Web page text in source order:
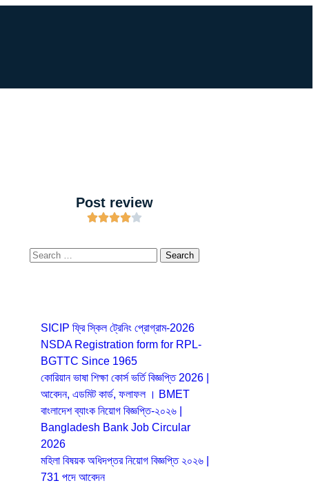
Post review
SICIP ফ্রি স্কিল ট্রেনিং প্রোগ্রাম-2026
NSDA Registration form for RPL-
BGTTC Since 1965
কোরিয়ান ভাষা শিক্ষা কোর্স ভর্তি বিজ্ঞপ্তি 2026 |
আবেদন, এডমিট কার্ড, ফলাফল । BMET
বাংলাদেশ ব্যাংক নিয়োগ বিজ্ঞপ্তি-২০২৬ |
Bangladesh Bank Job Circular
2026
মহিলা বিষয়ক অধিদপ্তর নিয়োগ বিজ্ঞপ্তি ২০২৬ |
731 পদে আবেদন